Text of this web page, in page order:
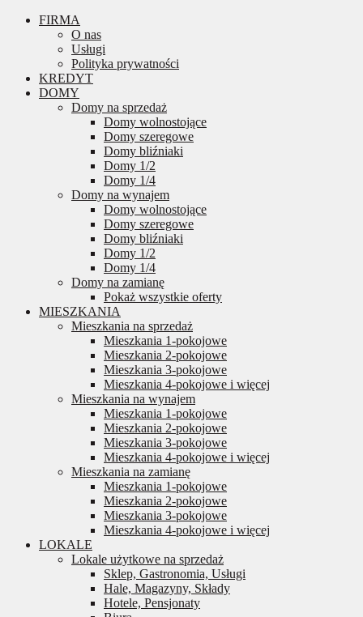
FIRMA
O nas
Usługi
Polityka prywatności
KREDYT
DOMY
Domy na sprzedaż
Domy wolnostojące
Domy szeregowe
Domy bliźniaki
Domy 1/2
Domy 1/4
Domy na wynajem
Domy wolnostojące
Domy szeregowe
Domy bliźniaki
Domy 1/2
Domy 1/4
Domy na zamianę
Pokaż wszystkie oferty
MIESZKANIA
Mieszkania na sprzedaż
Mieszkania 1-pokojowe
Mieszkania 2-pokojowe
Mieszkania 3-pokojowe
Mieszkania 4-pokojowe i więcej
Mieszkania na wynajem
Mieszkania 1-pokojowe
Mieszkania 2-pokojowe
Mieszkania 3-pokojowe
Mieszkania 4-pokojowe i więcej
Mieszkania na zamianę
Mieszkania 1-pokojowe
Mieszkania 2-pokojowe
Mieszkania 3-pokojowe
Mieszkania 4-pokojowe i więcej
LOKALE
Lokale użytkowe na sprzedaż
Sklep, Gastronomia, Usługi
Hale, Magazyny, Składy
Hotele, Pensjonaty